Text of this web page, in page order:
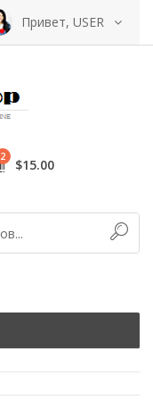
Привет, USER
2 $15.00